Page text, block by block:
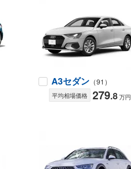
A3セダン （91）
平均相場価格 279.8万円